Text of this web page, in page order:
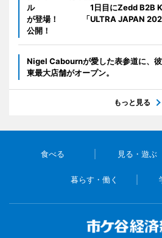
ル 1日目にZedd B2B
が登場！ 「ULTRA JAPAN 2026
公開！
Nigel Cabournが愛した表参道に、彼
東最大店舗がオープン。
もっと見る
食べる 見る・遊ぶ
暮らす・働く